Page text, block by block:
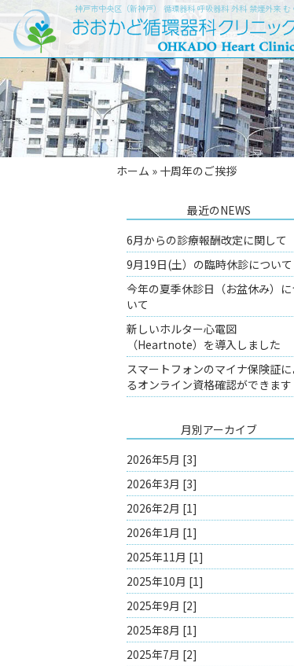
神戸市中央区（新神戸） 循環器科 呼吸器科 外科 禁煙外来
ホーム » 十周年のご挨拶
最近のNEWS
6月からの診療報酬改定に関して
9月19日(土）の臨時休診について
今年の夏季休診日（お盆休み）に
いて
新しいホルター心電図
（Heartnote）を導入しました
スマートフォンのマイナ保険証に
るオンライン資格確認ができます
月別アーカイブ
2026年5月 [3]
2026年3月 [3]
2026年2月 [1]
2026年1月 [1]
2025年11月 [1]
2025年10月 [1]
2025年9月 [2]
2025年8月 [1]
2025年7月 [2]